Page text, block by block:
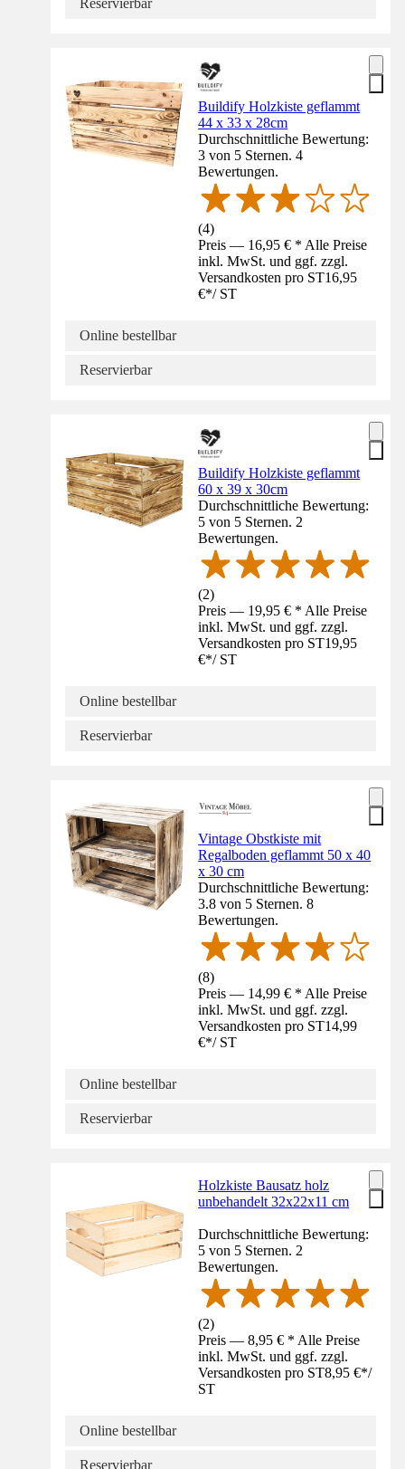
Buildify Holzkiste geflammt
44 x 33 x 28cm
Durchschnittliche Bewertung:
3 von 5 Sternen. 4
Bewertungen.
(4)
Preis — 16,95 € * Alle Preise
inkl. MwSt. und ggf. zzgl.
Versandkosten pro ST16,95
€*/ ST
Online bestellbar
Reservierbar
Buildify Holzkiste geflammt
60 x 39 x 30cm
Durchschnittliche Bewertung:
5 von 5 Sternen. 2
Bewertungen.
(2)
Preis — 19,95 € * Alle Preise
inkl. MwSt. und ggf. zzgl.
Versandkosten pro ST19,95
€*/ ST
Online bestellbar
Reservierbar
Vintage Obstkiste mit
Regalboden geflammt 50 x 40
x 30 cm
Durchschnittliche Bewertung:
3.8 von 5 Sternen. 8
Bewertungen.
(8)
Preis — 14,99 € * Alle Preise
inkl. MwSt. und ggf. zzgl.
Versandkosten pro ST14,99
€*/ ST
Online bestellbar
Reservierbar
Holzkiste Bausatz holz
unbehandelt 32x22x11 cm
Durchschnittliche Bewertung:
5 von 5 Sternen. 2
Bewertungen.
(2)
Preis — 8,95 € * Alle Preise
inkl. MwSt. und ggf. zzgl.
Versandkosten pro ST8,95 €*/
ST
Online bestellbar
Reservierbar